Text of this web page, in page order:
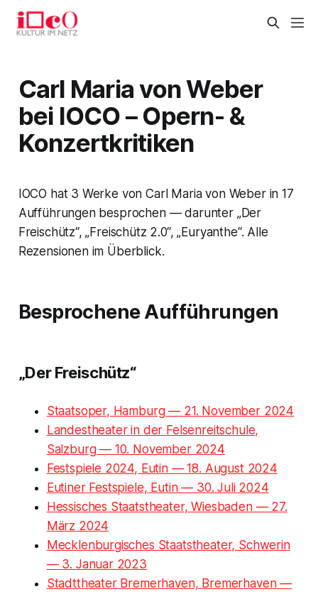
Carl Maria von Weber
bei IOCO – Opern- &
Konzertkritiken
IOCO hat 3 Werke von Carl Maria von Weber in 17
Aufführungen besprochen — darunter „Der
Freischütz“, „Freischütz 2.0“, „Euryanthe“. Alle
Rezensionen im Überblick.
Besprochene Aufführungen
„Der Freischütz“
Staatsoper, Hamburg — 21. November 2024
Landestheater in der Felsenreitschule,
Salzburg — 10. November 2024
Festspiele 2024, Eutin — 18. August 2024
Eutiner Festspiele, Eutin — 30. Juli 2024
Hessisches Staatstheater, Wiesbaden — 27.
März 2024
Mecklenburgisches Staatstheater, Schwerin
— 3. Januar 2023
Stadttheater Bremerhaven, Bremerhaven —